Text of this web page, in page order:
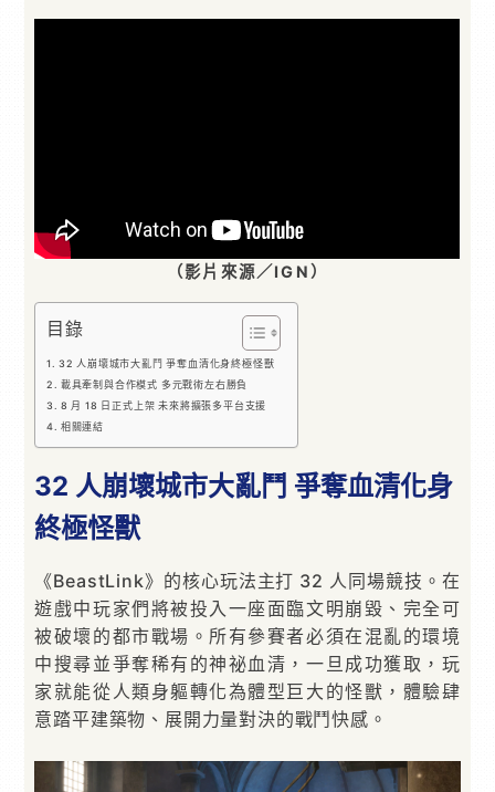
（影片來源／IGN）
目錄
32 人崩壞城市大亂鬥 爭奪血清化身終極怪獸
載具牽制與合作模式 多元戰術左右勝負
8 月 18 日正式上架 未來將擴張多平台支援
相關連結
32 人崩壞城市大亂鬥 爭奪血清化身
終極怪獸
《BeastLink》的核心玩法主打 32 人同場競技。在
遊戲中玩家們將被投入一座面臨文明崩毀、完全可
被破壞的都市戰場。所有參賽者必須在混亂的環境
中搜尋並爭奪稀有的神祕血清，一旦成功獲取，玩
家就能從人類身軀轉化為體型巨大的怪獸，體驗肆
意踏平建築物、展開力量對決的戰鬥快感。